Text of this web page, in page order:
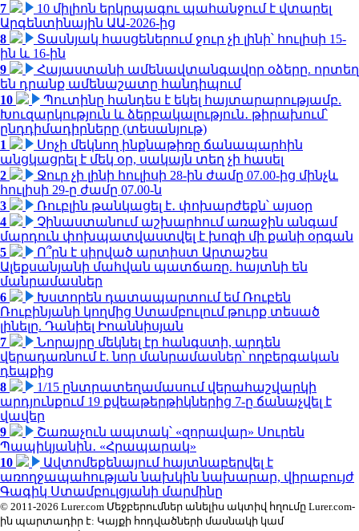
7
10 միլիոն երկրպագու պահանջում է վտարել
Արգենտինային ԱԱ-2026-ից
8
Տասնյակ հասցեներում ջուր չի լինի՝ հուլիսի 15-
ին և 16-ին
9
Հայաստանի ամենավտանգավոր օձերը. որտեղ
են դրանք ամենաշատը հանդիպում
10
Պուտինը հանդես է եկել հայտարարությամբ.
Խուզարկություն և ձերբակալություն․ թիրախում՝
ընդդիմադիրները (տեսանյութ)
1
Սոչի մեկնող ինքնաթիռը ճանապարհին
անցկացրել է մեկ օր, սակայն տեղ չի հասել
2
Ջուր չի լինի հուլիսի 28-ին ժամը 07.00-ից մինչև
հուլիսի 29-ը ժամը 07.00-ն
3
Ռուբլին թանկացել է․ փոխարժեքն՝ այսօր
4
Չինաստանում աշխարհում առաջին անգամ
մարդուն փոխպատվաստվել է խոզի մի քանի օրգան
5
Ո՞րն է սիրված արտիստ Արտաշես
Ալեքսանյանի մահվան պատճառը. հայտնի են
մանրամասներ
6
Խստորեն դատապարտում եմ Ռուբեն
Ռուբինյանի կողմից Ստամբուլում թուրք տեսած
լինելը. Դանիել Իոաննիսյան
7
Նորայրը մեկնել էր հանգստի, արդեն
վերադառնում է. նոր մանրամասներ՝ ողբերգական
դեպքից
8
1/15 ընտրատեղամասում վերահաշվարկի
արդյունքում 19 քվեաթերթիկներից 7-ը ճանաչվել է
վավեր
9
Շառաչուն ապտակ՝ «զորավար» Սուրեն
Պապիկյանին․ «Հրապարակ»
10
Ավտոմեքենայում հայտնաբերվել է
առողջապահության նախկին նախարար, վիրաբույժ
Գագիկ Ստամբուլցյանի մարմինը
© 2011-2026 Lurer.com Մեջբերումներ անելիս ակտիվ հղումը Lurer.com-
ին պարտադիր է: Կայքի հոդվածների մասնակի կամ